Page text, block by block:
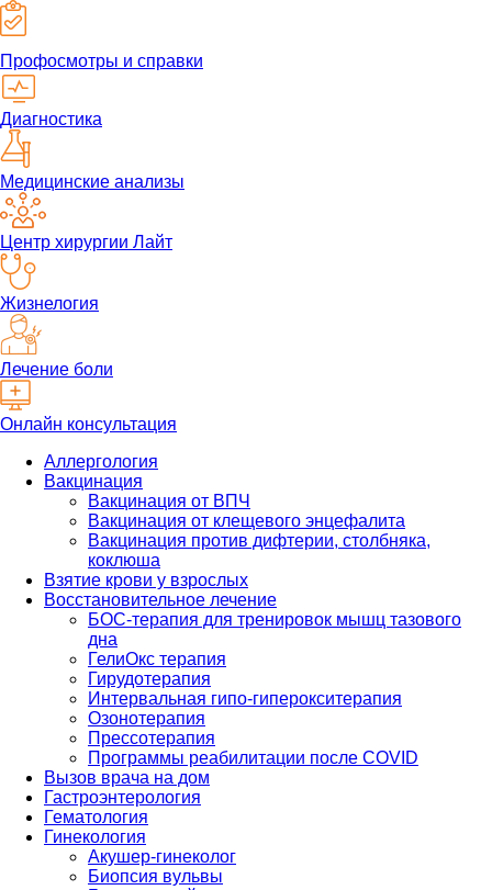
Профосмотры и справки
Диагностика
Медицинские анализы
Центр хирургии Лайт
Жизнелогия
Лечение боли
Онлайн консультация
Аллергология
Вакцинация
Вакцинация от ВПЧ
Вакцинация от клещевого энцефалита
Вакцинация против дифтерии, столбняка,
коклюша
Взятие крови у взрослых
Восстановительное лечение
БОС-терапия для тренировок мышц тазового
дна
ГелиОкс терапия
Гирудотерапия
Интервальная гипо-гиперокситерапия
Озонотерапия
Прессотерапия
Программы реабилитации после СOVID
Вызов врача на дом
Гастроэнтерология
Гематология
Гинекология
Акушер-гинеколог
Биопсия вульвы